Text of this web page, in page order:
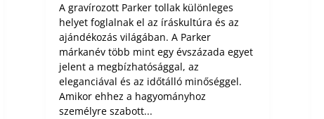
A gravírozott Parker tollak különleges
helyet foglalnak el az íráskultúra és az
ajándékozás világában. A Parker
márkanév több mint egy évszázada egyet
jelent a megbízhatósággal, az
eleganciával és az időtálló minőséggel.
Amikor ehhez a hagyományhoz
személyre szabott...